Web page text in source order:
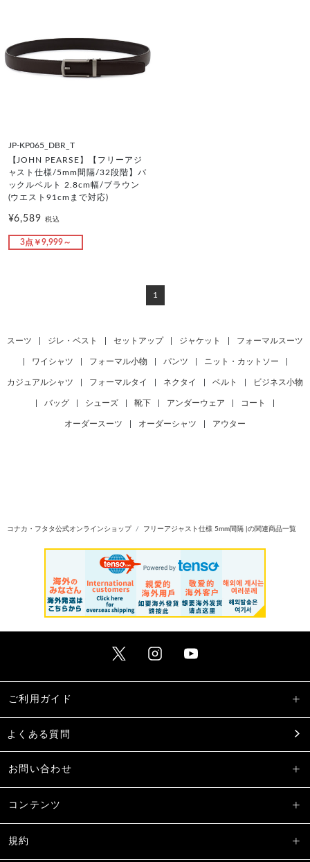
JP-KP065_DBR_T
【JOHN PEARSE】【フリーアジ
ャスト仕様/5mm間隔/32段階】バ
ックルベルト 2.8cm幅/ブラウン
(ウエスト91cmまで対応)
¥6,589税込
3点￥9,999～
1
スーツ ジレ・ベスト セットアップ ジャケット フォーマルスーツ
ワイシャツ フォーマル小物 パンツ ニット・カットソー
カジュアルシャツ フォーマルタイ ネクタイ ベルト ビジネス小物
バッグ シューズ 靴下 アンダーウェア コート
オーダースーツ オーダーシャツ アウター
コナカ・フタタ公式オンラインショップ フリーアジャスト仕様 5mm間隔 |の関連商品一覧
ご利用ガイド
よくある質問
お問い合わせ
コンテンツ
規約